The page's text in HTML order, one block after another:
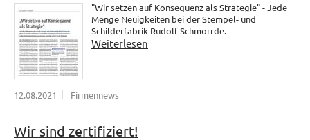
"Wir setzen auf Konsequenz als Strategie" - Jede
Menge Neuigkeiten bei der Stempel- und
Schilderfabrik Rudolf Schmorrde.
Weiterlesen
12.08.2021 Firmennews
Wir sind zertifiziert!